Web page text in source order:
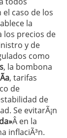
el caso de los
la
los precios de
y de
como
, la bombona
, tarifas
de
de
Se evitarÃ¡n
Â en la
inflaciÃ³n.